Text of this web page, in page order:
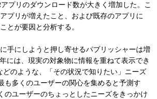
プリのダウンロード数が大きく増加した。こ
プリが増えたこと、および既存のアプリに
とが要因と分析する。
手にしようと押し寄せるパブリッシャーは増
には、現実の対象物に情報を重ねて表示でき
のような、「その状況で知りたい」ニーズ
も多くのユーザーの関心を集めると予測す
のユーザーのちょっとしたニーズをきっかけ